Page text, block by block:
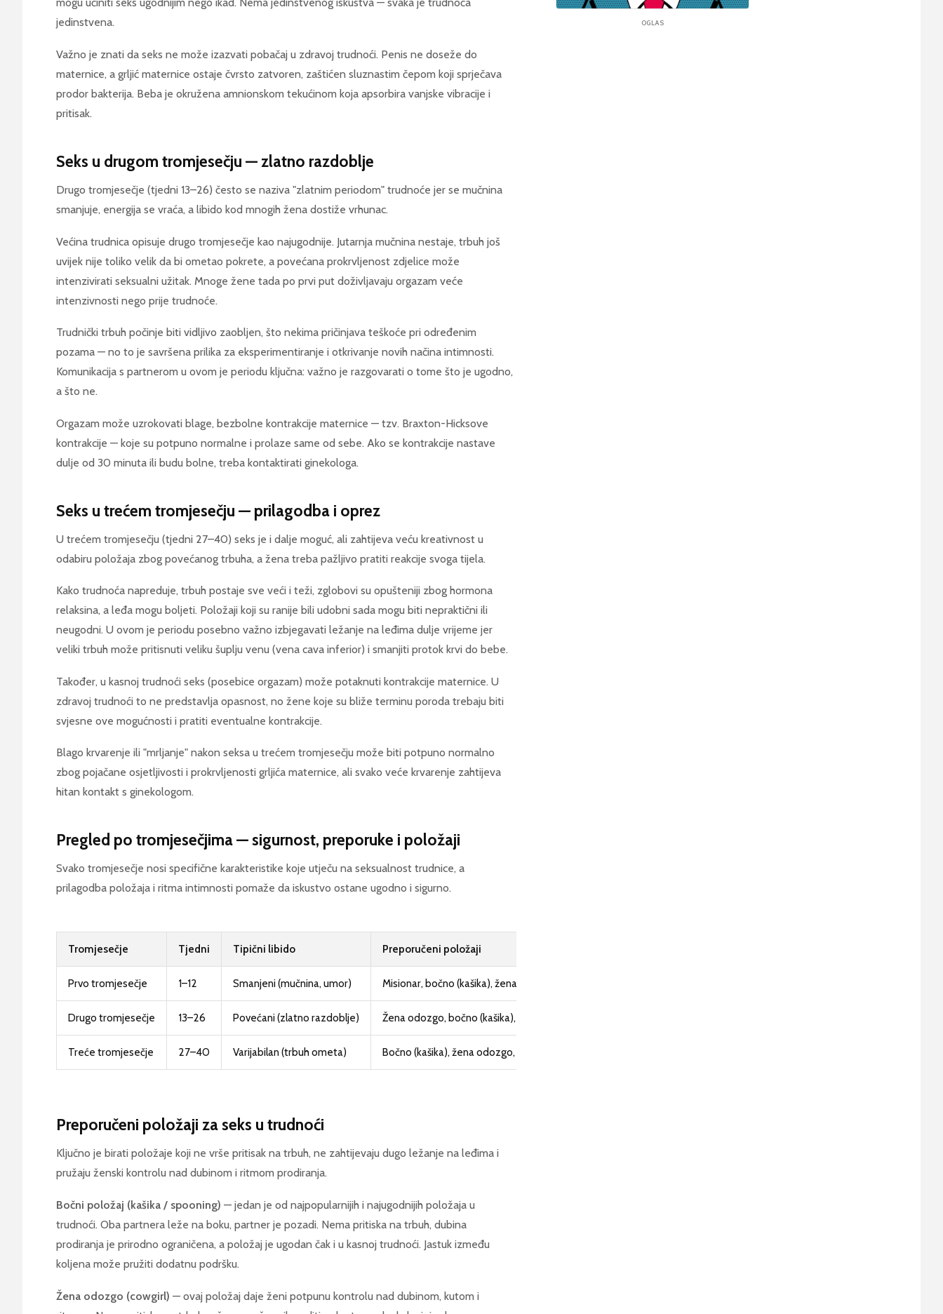
mogu učiniti seks ugodnijim nego ikad. Nema jedinstvenog iskustva — svaka je trudnoća
jedinstvena.
Važno je znati da seks ne može izazvati pobačaj u zdravoj trudnoći. Penis ne doseže do
maternice, a grljić maternice ostaje čvrsto zatvoren, zaštićen sluznastim čepom koji sprječava
prodor bakterija. Beba je okružena amnionskom tekućinom koja apsorbira vanjske vibracije i
pritisak.
Seks u drugom tromjesečju — zlatno razdoblje
Drugo tromjesečje (tjedni 13–26) često se naziva "zlatnim periodom" trudnoće jer se mučnina
smanjuje, energija se vraća, a libido kod mnogih žena dostiže vrhunac.
Većina trudnica opisuje drugo tromjesečje kao najugodnije. Jutarnja mučnina nestaje, trbuh još
uvijek nije toliko velik da bi ometao pokrete, a povećana prokrvljenost zdjelice može
intenzivirati seksualni užitak. Mnoge žene tada po prvi put doživljavaju orgazam veće
intenzivnosti nego prije trudnoće.
Trudnički trbuh počinje biti vidljivo zaobljen, što nekima pričinjava teškoće pri određenim
pozama — no to je savršena prilika za eksperimentiranje i otkrivanje novih načina intimnosti.
Komunikacija s partnerom u ovom je periodu ključna: važno je razgovarati o tome što je ugodno,
a što ne.
Orgazam može uzrokovati blage, bezbolne kontrakcije maternice — tzv. Braxton-Hicksove
kontrakcije — koje su potpuno normalne i prolaze same od sebe. Ako se kontrakcije nastave
dulje od 30 minuta ili budu bolne, treba kontaktirati ginekologa.
Seks u trećem tromjesečju — prilagodba i oprez
U trećem tromjesečju (tjedni 27–40) seks je i dalje moguć, ali zahtijeva veću kreativnost u
odabiru položaja zbog povećanog trbuha, a žena treba pažljivo pratiti reakcije svoga tijela.
Kako trudnoća napreduje, trbuh postaje sve veći i teži, zglobovi su opušteniji zbog hormona
relaksina, a leđa mogu boljeti. Položaji koji su ranije bili udobni sada mogu biti nepraktični ili
neugodni. U ovom je periodu posebno važno izbjegavati ležanje na leđima dulje vrijeme jer
veliki trbuh može pritisnuti veliku šuplju venu (vena cava inferior) i smanjiti protok krvi do bebe.
Također, u kasnoj trudnoći seks (posebice orgazam) može potaknuti kontrakcije maternice. U
zdravoj trudnoći to ne predstavlja opasnost, no žene koje su bliže terminu poroda trebaju biti
svjesne ove mogućnosti i pratiti eventualne kontrakcije.
Blago krvarenje ili "mrljanje" nakon seksa u trećem tromjesečju može biti potpuno normalno
zbog pojačane osjetljivosti i prokrvljenosti grljića maternice, ali svako veće krvarenje zahtijeva
hitan kontakt s ginekologom.
Pregled po tromjesečjima — sigurnost, preporuke i položaji
Svako tromjesečje nosi specifične karakteristike koje utječu na seksualnost trudnice, a
prilagodba položaja i ritma intimnosti pomaže da iskustvo ostane ugodno i sigurno.
Tromjesečje Tjedni Tipični libido Preporučeni položaji
Prvo tromjesečje 1–12 Smanjeni (mučnina, umor) Misionar, bočno (kašika), žena odozgo
Drugo tromjesečje 13–26 Povećani (zlatno razdoblje) Žena odozgo, bočno (kašika), doggy style
Treće tromjesečje 27–40 Varijabilan (trbuh ometa) Bočno (kašika), žena odozgo, rub kreveta, stojeći
Preporučeni položaji za seks u trudnoći
Ključno je birati položaje koji ne vrše pritisak na trbuh, ne zahtijevaju dugo ležanje na leđima i
pružaju ženski kontrolu nad dubinom i ritmom prodiranja.
Bočni položaj (kašika / spooning) — jedan je od najpopularnijih i najugodnijih položaja u
trudnoći. Oba partnera leže na boku, partner je pozadi. Nema pritiska na trbuh, dubina
prodiranja je prirodno ograničena, a položaj je ugodan čak i u kasnoj trudnoći. Jastuk između
koljena može pružiti dodatnu podršku.
Žena odozgo (cowgirl) — ovaj položaj daje ženi potpunu kontrolu nad dubinom, kutom i
OGLAS